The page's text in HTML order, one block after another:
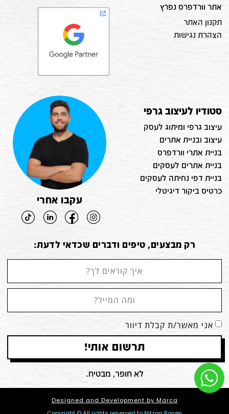
אתר וורדפרס נפרץ
תקנון האתר
הצהרת נגישות
סטודיו לעיצוב גרפי
עיצוב גרפי ומיתוג לעסק
עיצוב ובניית אתרים
בניית אתרי וורדפרס
בניית אתרים לעסקים
בניית דפי נחיתה לעסקים
כרטיס ביקור דיגיטלי
עקבו אחרי
רק מבצעים, טיפים ודברים שכדאי לדעת:
אני מאשר/ת קבלת דיוור
תרשום אותי!
לא חופר, מבטיח.
Designed and Development by Marca